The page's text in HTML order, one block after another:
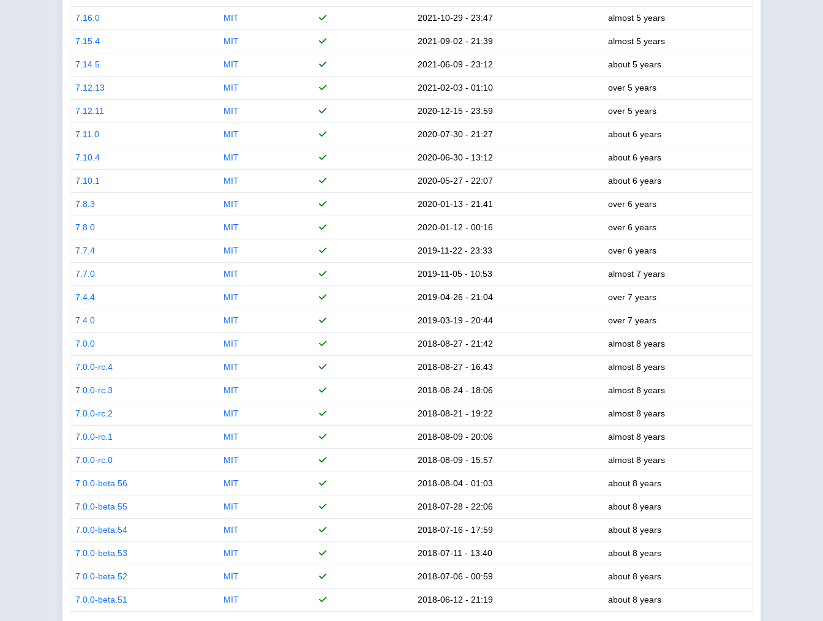
7.16.0 MIT 2021-10-29 - 23:47 almost 5 years
7.15.4 MIT 2021-09-02 - 21:39 almost 5 years
7.14.5 MIT 2021-06-09 - 23:12 about 5 years
7.12.13 MIT 2021-02-03 - 01:10 over 5 years
7.12.11 MIT 2020-12-15 - 23:59 over 5 years
7.11.0 MIT 2020-07-30 - 21:27 about 6 years
7.10.4 MIT 2020-06-30 - 13:12 about 6 years
7.10.1 MIT 2020-05-27 - 22:07 about 6 years
7.8.3 MIT 2020-01-13 - 21:41 over 6 years
7.8.0 MIT 2020-01-12 - 00:16 over 6 years
7.7.4 MIT 2019-11-22 - 23:33 over 6 years
7.7.0 MIT 2019-11-05 - 10:53 almost 7 years
7.4.4 MIT 2019-04-26 - 21:04 over 7 years
7.4.0 MIT 2019-03-19 - 20:44 over 7 years
7.0.0 MIT 2018-08-27 - 21:42 almost 8 years
7.0.0-rc.4 MIT 2018-08-27 - 16:43 almost 8 years
7.0.0-rc.3 MIT 2018-08-24 - 18:06 almost 8 years
7.0.0-rc.2 MIT 2018-08-21 - 19:22 almost 8 years
7.0.0-rc.1 MIT 2018-08-09 - 20:06 almost 8 years
7.0.0-rc.0 MIT 2018-08-09 - 15:57 almost 8 years
7.0.0-beta.56 MIT 2018-08-04 - 01:03 about 8 years
7.0.0-beta.55 MIT 2018-07-28 - 22:06 about 8 years
7.0.0-beta.54 MIT 2018-07-16 - 17:59 about 8 years
7.0.0-beta.53 MIT 2018-07-11 - 13:40 about 8 years
7.0.0-beta.52 MIT 2018-07-06 - 00:59 about 8 years
7.0.0-beta.51 MIT 2018-06-12 - 21:19 about 8 years